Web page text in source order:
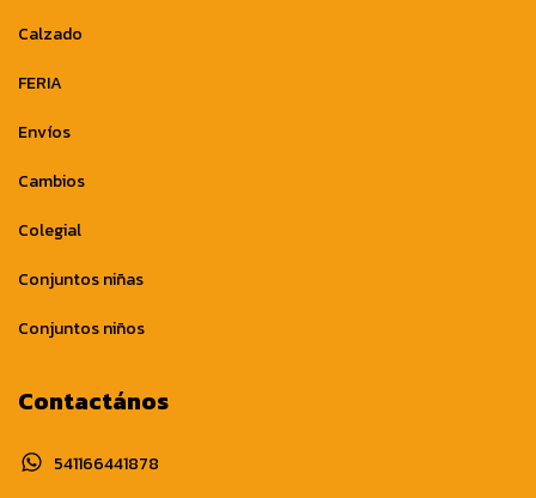
Calzado
FERIA
Envíos
Cambios
Colegial
Conjuntos niñas
Conjuntos niños
Contactános
541166441878